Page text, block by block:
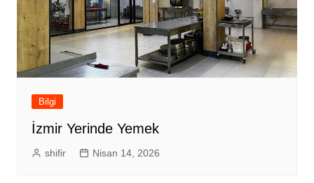
Bilgi
İzmir Yerinde Yemek
shifir Nisan 14, 2026